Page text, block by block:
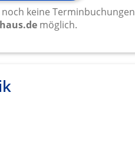
keine Terminbuchungen
möglich.